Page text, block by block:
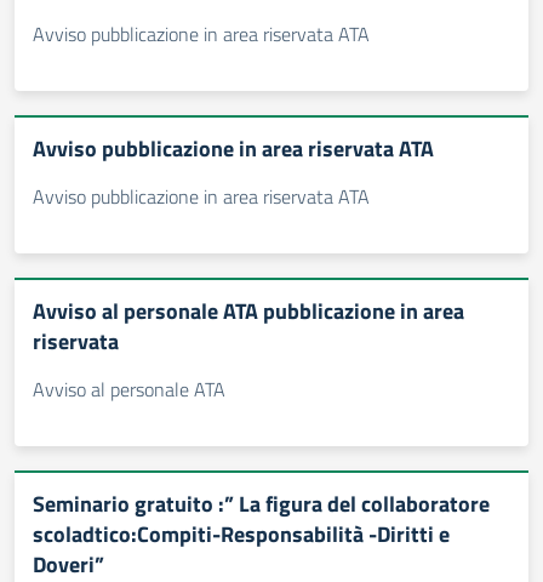
Avviso pubblicazione in area riservata ATA
Avviso pubblicazione in area riservata ATA
Avviso pubblicazione in area riservata ATA
Avviso al personale ATA pubblicazione in area
riservata
Avviso al personale ATA
Seminario gratuito :” La figura del collaboratore
scoladtico:Compiti-Responsabilità -Diritti e
Doveri”